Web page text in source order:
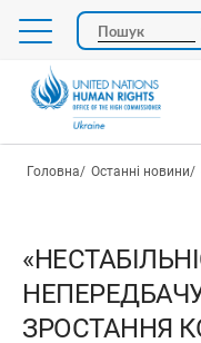
Перейти
основного
Пошук
Рядок навіґації
Головна Останні новини
ЗРОСТАННЯ